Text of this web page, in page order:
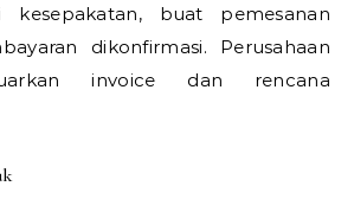
kesepakatan, buat pemesanan
dikonfirmasi. Perusahaan
invoice dan rencana